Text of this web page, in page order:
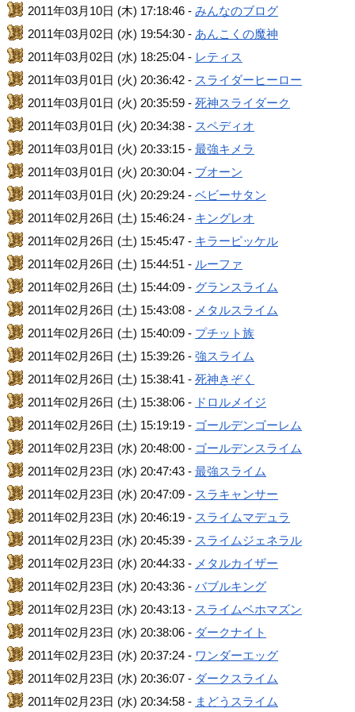
2011年03月10日 (木) 17:18:46 -みんなのブログ
2011年03月02日 (水) 19:54:30 - あんこくの魔神
2011年03月02日 (水) 18:25:04 - レティス
2011年03月01日 (火) 20:36:42 - スライダーヒーロー
2011年03月01日 (火) 20:35:59 -死神スライダーク
2011年03月01日 (火) 20:34:38 - スペディオ
2011年03月01日 (火) 20:33:15 -最強キメラ
2011年03月01日 (火) 20:30:04 - ブオーン
2011年03月01日 (火) 20:29:24 -ベビーサタン
2011年02月26日 (土) 15:46:24 - キングレオ
2011年02月26日 (土) 15:45:47 - キラーピッケル
2011年02月26日 (土) 15:44:51 - ルーファ
2011年02月26日 (土) 15:44:09 - グランスライム
2011年02月26日 (土) 15:43:08 - メタルスライム
2011年02月26日 (土) 15:40:09 - プチット族
2011年02月26日 (土) 15:39:26 -強スライム
2011年02月26日 (土) 15:38:41 -死神きぞく
2011年02月26日 (土) 15:38:06 - ドロルメイジ
2011年02月26日 (土) 15:19:19 - ゴールデンゴーレム
2011年02月23日 (水) 20:48:00 - ゴールデンスライム
2011年02月23日 (水) 20:47:43 -最強スライム
2011年02月23日 (水) 20:47:09 - スラキャンサー
2011年02月23日 (水) 20:46:19 - スライムマデュラ
2011年02月23日 (水) 20:45:39 - スライムジェネラル
2011年02月23日 (水) 20:44:33 - メタルカイザー
2011年02月23日 (水) 20:43:36 -バブルキング
2011年02月23日 (水) 20:43:13 - スライムベホマズン
2011年02月23日 (水) 20:38:06 - ダークナイト
2011年02月23日 (水) 20:37:24 - ワンダーエッグ
2011年02月23日 (水) 20:36:07 - ダークスライム
2011年02月23日 (水) 20:34:58 - まどうスライム